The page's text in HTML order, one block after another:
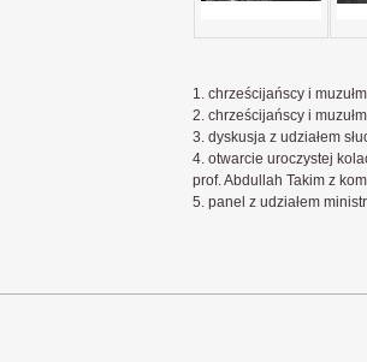
1. chrześcijańscy i
2. chrześcijańscy i
3. dyskusja z udziałem
4. otwarcie uroczystej
prof. Abdullah Takim z
5. panel z udziałem